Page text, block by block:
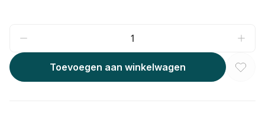
Toevoegen aan winkelwagen